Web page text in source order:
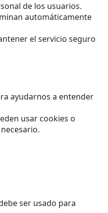
de los usuarios.
automáticamente
el servicio seguro
ayudarnos a entender
usar cookies o
ser usado para